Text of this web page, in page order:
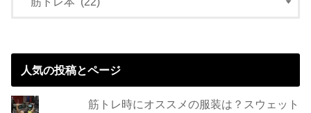
人気の投稿とページ
筋トレ時にオススメの服装は？スウェット